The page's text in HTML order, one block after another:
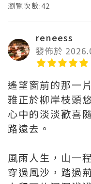
瀏覽次數:42
reneess
發佈於
遙望窗前的那一
雅正於柳岸枝頭
心中的淡淡歡喜
路遠去。
風雨人生，山一
穿過風沙，踏過